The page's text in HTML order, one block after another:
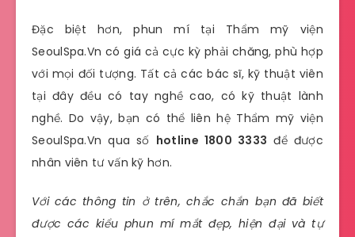
Đặc biệt hơn, phun mí tại Thẩm mỹ viện
SeoulSpa.Vn có giá cả cực kỳ phải chăng, phù hợp
với mọi đối tượng. Tất cả các bác sĩ, kỹ thuật viên
tại đây đều có tay nghề cao, có kỹ thuật lành
nghề. Do vậy, bạn có thể liên hệ Thẩm mỹ viện
SeoulSpa.Vn qua số hotline 1800 3333 để được
nhân viên tư vấn kỹ hơn.
Với các thông tin ở trên, chắc chắn bạn đã biết
được các kiểu phun mí mắt đẹp, hiện đại và tự